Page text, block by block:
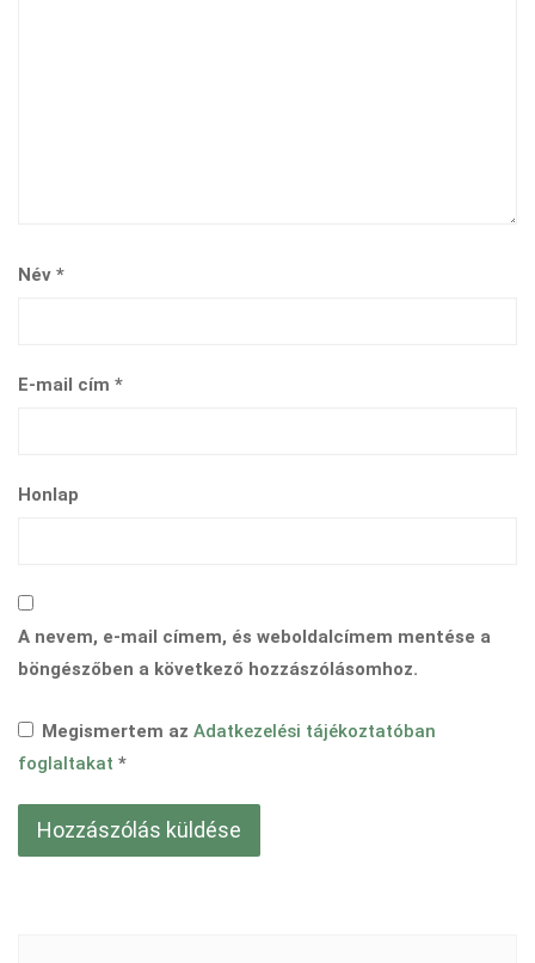
Név *
E-mail cím *
Honlap
A nevem, e-mail címem, és weboldalcímem mentése a
böngészőben a következő hozzászólásomhoz.
Megismertem az Adatkezelési tájékoztatóban
foglaltakat *